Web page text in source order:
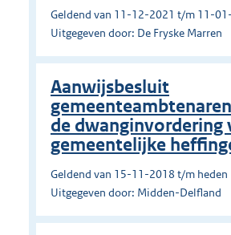
Geldend van 11-12-2021 t/m 11-
Uitgegeven door: De Fryske Marren
Aanwijsbesluit
de dwanginvordering
gemeentelijke
Geldend van 15-11-2018 t/m heden
Uitgegeven door: Midden-Delfland